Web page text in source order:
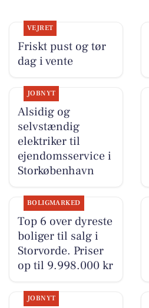
VEJRET
Friskt pust og tør
dag i vente
JOBNYT
Alsidig og
selvstændig
elektriker til
ejendomsservice i
Storkøbenhavn
BOLIGMARKED
Top 6 over dyreste
boliger til salg i
Storvorde. Priser
op til 9.998.000 kr
JOBNYT